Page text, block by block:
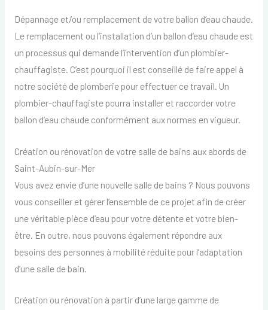
Dépannage et/ou remplacement de votre ballon d’eau chaude.
Le remplacement ou l’installation d’un ballon d’eau chaude est
un processus qui demande l’intervention d’un plombier-
chauffagiste. C’est pourquoi il est conseillé de faire appel à
notre société de plomberie pour effectuer ce travail. Un
plombier-chauffagiste pourra installer et raccorder votre
ballon d’eau chaude conformément aux normes en vigueur.
Création ou rénovation de votre salle de bains aux abords de
Saint-Aubin-sur-Mer
Vous avez envie d’une nouvelle salle de bains ? Nous pouvons
vous conseiller et gérer l’ensemble de ce projet afin de créer
une véritable pièce d’eau pour votre détente et votre bien-
être. En outre, nous pouvons également répondre aux
besoins des personnes à mobilité réduite pour l’adaptation
d’une salle de bain.
Création ou rénovation à partir d’une large gamme de